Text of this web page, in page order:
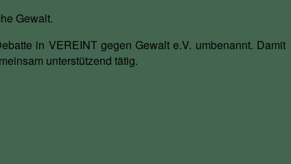
Gewalt.
in VEREINT gegen Gewalt e.V. umbenannt. Damit
unterstützend tätig.